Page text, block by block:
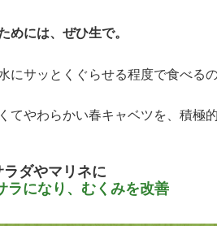
めには、ぜひ生で。
にサッとくぐらせる程度で食べる
てやわらかい春キャベツを、積極
ダやマリネに
ラになり、むくみを改善